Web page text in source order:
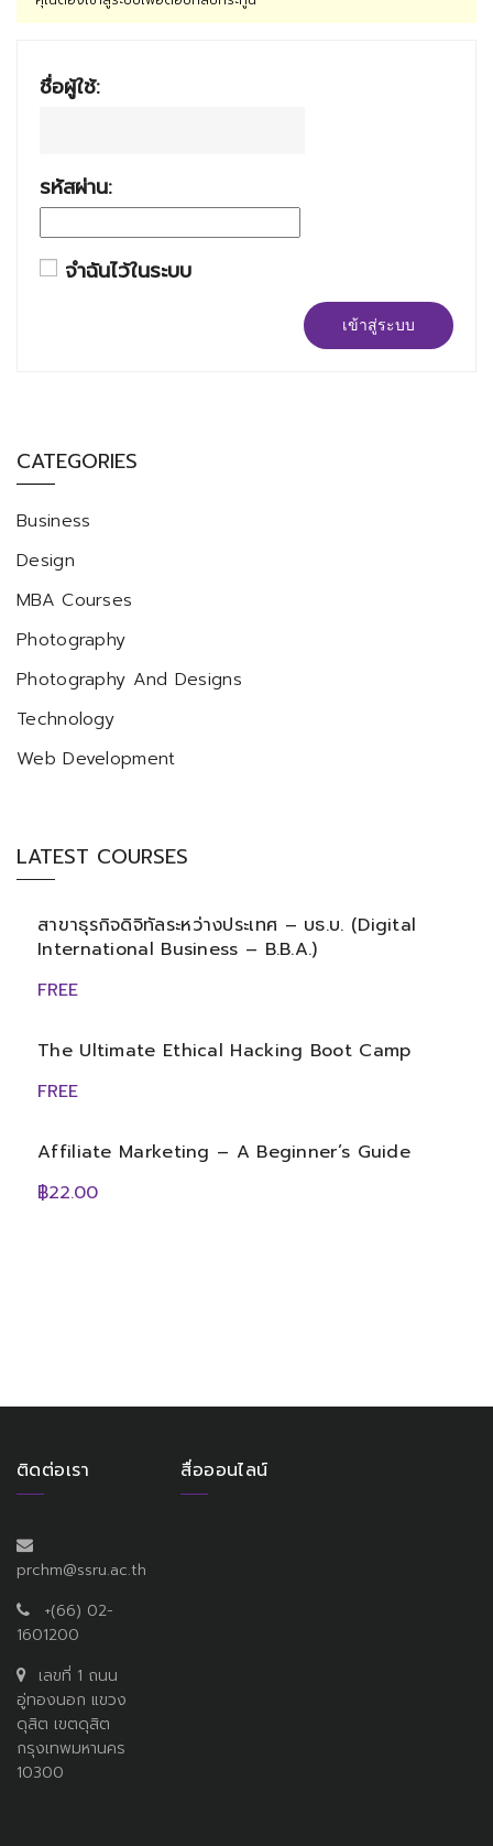
ชื่อผู้ใช้:
รหัสผ่าน:
จำฉันไว้ในระบบ
เข้าสู่ระบบ
CATEGORIES
Business
Design
MBA Courses
Photography
Photography And Designs
Technology
Web Development
LATEST COURSES
สาขาธุรกิจดิจิทัลระหว่างประเทศ – บธ.บ. (Digital
International Business – B.B.A.)
FREE
The Ultimate Ethical Hacking Boot Camp
FREE
Affiliate Marketing – A Beginner’s Guide
฿22.00
ติดต่อเรา
prchm@ssru.ac.th
+(66) 02-
1601200
เลขที่ 1 ถนน
อู่ทองนอก แขวง
ดุสิต เขตดุสิต
กรุงเทพมหานคร
10300
สื่อออนไลน์